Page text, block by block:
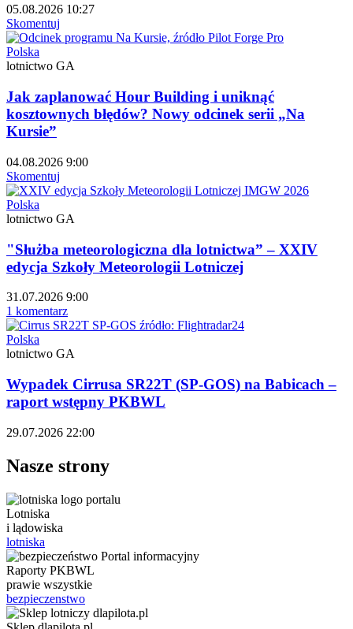
05.08.2026 10:27
Skomentuj
Polska
lotnictwo GA
Jak zaplanować Hour Building i uniknąć
kosztownych błędów? Nowy odcinek serii „Na
Kursie”
04.08.2026 9:00
Skomentuj
Polska
lotnictwo GA
"Służba meteorologiczna dla lotnictwa” – XXIV
edycja Szkoły Meteorologii Lotniczej
31.07.2026 9:00
1 komentarz
Polska
lotnictwo GA
Wypadek Cirrusa SR22T (SP-GOS) na Babicach –
raport wstępny PKBWL
29.07.2026 22:00
Nasze strony
Lotniska
i lądowiska
lotniska
Raporty PKBWL
prawie wszystkie
bezpieczenstwo